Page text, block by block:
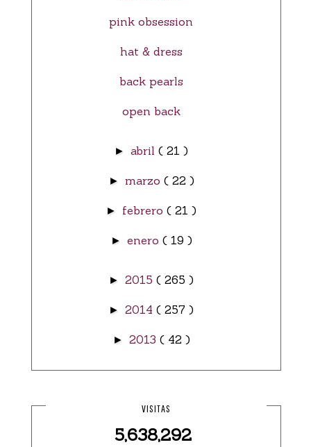
pink obsession
hat & dress
back pearls
open back
► abril ( 21 )
► marzo ( 22 )
► febrero ( 21 )
► enero ( 19 )
► 2015 ( 265 )
► 2014 ( 257 )
► 2013 ( 42 )
VISITAS
5,638,292